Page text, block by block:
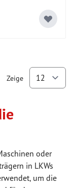
Zeige
oder
in LKWs
um die